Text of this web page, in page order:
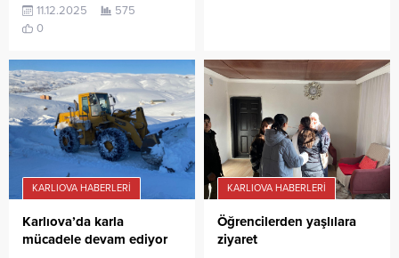
11.12.2025
575
0
KARLIOVA HABERLERI
Karlıova’da karla
mücadele devam ediyor
KARLIOVA HABERLERI
Öğrencilerden yaşlılara
ziyaret